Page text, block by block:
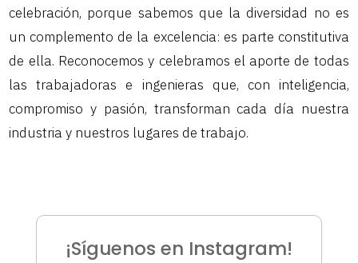
celebración, porque sabemos que la diversidad no es
un complemento de la excelencia: es parte constitutiva
de ella. Reconocemos y celebramos el aporte de todas
las trabajadoras e ingenieras que, con inteligencia,
compromiso y pasión, transforman cada día nuestra
industria y nuestros lugares de trabajo.
¡Síguenos en Instagram!